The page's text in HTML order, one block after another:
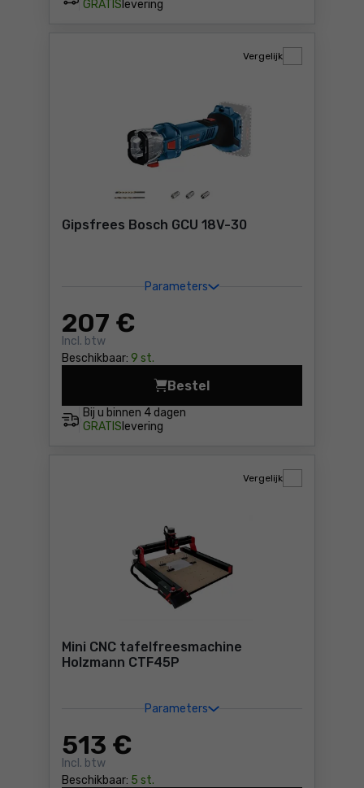
GRATIS levering
Gipsfrees Bosch GCU 18V-30
Parameters
207 €
Incl. btw
Beschikbaar: 9 st.
Vergelijk
Bij u binnen 4 dagen
GRATIS levering
Bestel
Gipsfrees Bosch GCU 18V-
Mini CNC tafelfreesmachine
Holzmann CTF45P
Parameters
513 €
Incl. btw
Beschikbaar: 5 st.
Vergelijk